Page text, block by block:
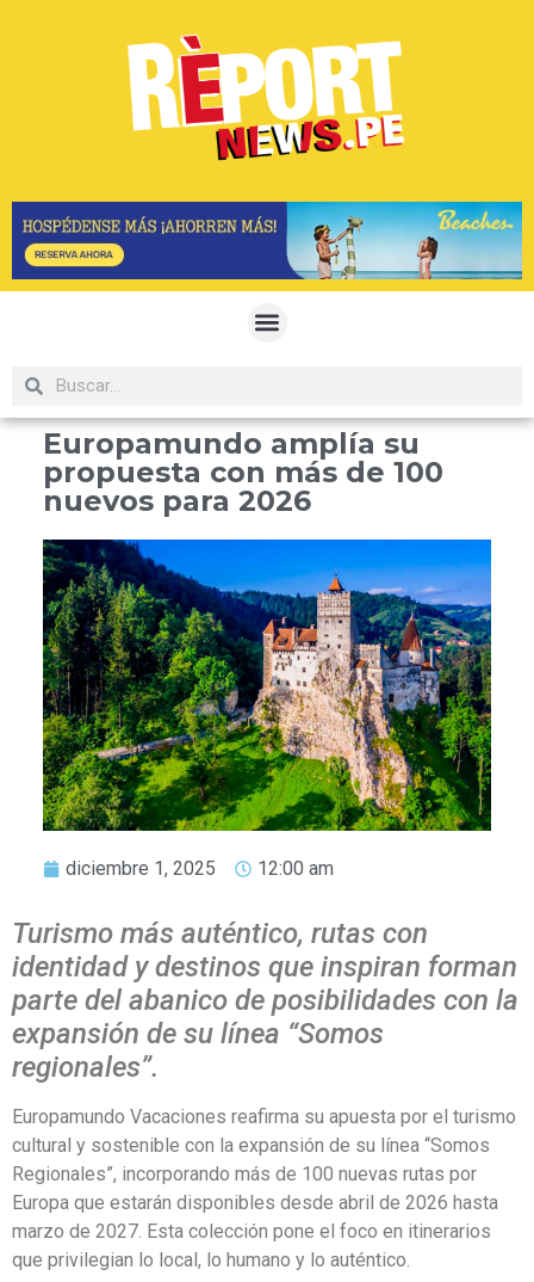
Europamundo amplía su
propuesta con más de 100
nuevos para 2026
diciembre 1, 2025 12:00 am
Turismo más auténtico, rutas con
identidad y destinos que inspiran forman
parte del abanico de posibilidades con la
expansión de su línea “Somos
regionales”.
Europamundo Vacaciones reafirma su apuesta por el turismo
cultural y sostenible con la expansión de su línea “Somos
Regionales”, incorporando más de 100 nuevas rutas por
Europa que estarán disponibles desde abril de 2026 hasta
marzo de 2027. Esta colección pone el foco en itinerarios
que privilegian lo local, lo humano y lo auténtico.